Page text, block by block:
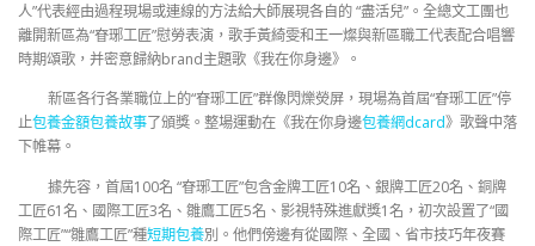
人”代表經由過程現場或連線的方法給大師展現各自的 “盡活兒”。全總文工團也
離開新區為“眘琊工匠”慰勞表演，歌手黃綺雯和王一燦與新區職工代表配合唱響
時期頌歌，并密意歸納brand主題歌《我在你身邊》。
新區各行各業職位上的“眘琊工匠”群像閃爍熒屏，現場為首屆“眘琊工匠”停
止包養金額包養故事了頒獎。整場運動在《我在你身邊包養網dcard》歌聲中落
下帷幕。
據先容，首屆100名 “眘琊工匠”包含金牌工匠10名、銀牌工匠20名、銅牌
工匠61名、國際工匠3名、雛鷹工匠5名、影視特殊進獻獎1名，初次設置了“國
際工匠”“雛鷹工匠”種短期包養別。他們傍邊有從國際、全國、省市技巧年夜賽